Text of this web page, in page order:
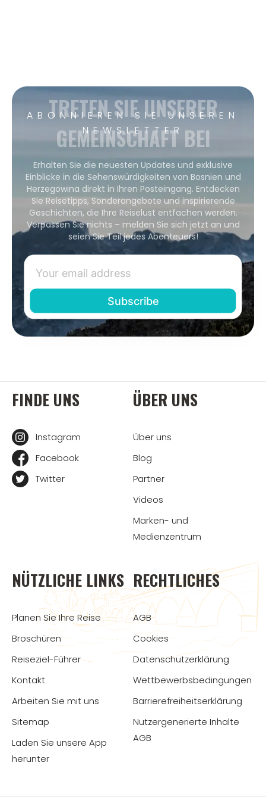
ABONNIEREN SIE UNSEREN
NEWSLETTER
TRETEN SIE UNSERER
GEMEINSCHAFT BEI
Erhalten Sie die neuesten Updates und exklusive
Einblicke in die Sehenswürdigkeiten von Bosnien und
Herzegowina direkt in Ihren Posteingang. Entdecken
Sie Reisetipps, Sonderangebote und inspirierende
Geschichten, die Ihre Reiselust entfachen werden.
Verpassen Sie nichts – melden Sie sich jetzt an und
seien Sie Teil jedes Abenteuers!
FINDE UNS
Instagram
Facebook
Twitter
ÜBER UNS
Über uns
Blog
Partner
Videos
Marken- und
Medienzentrum
NÜTZLICHE LINKS
Planen Sie Ihre Reise
Broschüren
Reiseziel-Führer
Kontakt
Arbeiten Sie mit uns
Sitemap
Laden Sie unsere App
herunter
RECHTLICHES
AGB
Cookies
Datenschutzerklärung
Wettbewerbsbedingungen
Barrierefreiheitserklärung
Nutzergenerierte Inhalte
AGB